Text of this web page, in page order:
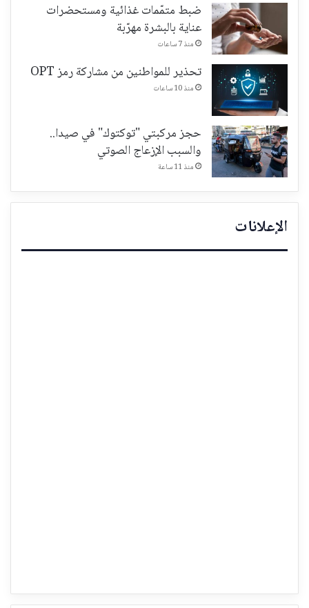
ضبط متمّمات غذائية ومستحضرات
عناية بالبشرة مهرّبة
منذ 7 ساعات
تحذير للمواطنين من مشاركة رمز OPT
منذ 10 ساعات
حجز مركبتي "توكتوك" في صيدا..
والسبب الإزعاج الصوتي
منذ 11 ساعة
الإعلانات